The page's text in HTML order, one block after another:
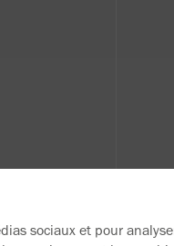
sociaux et pour